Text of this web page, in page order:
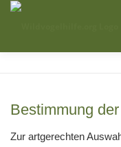
Zum
Auffangstationen
Bestimmung
Zur artgerechten